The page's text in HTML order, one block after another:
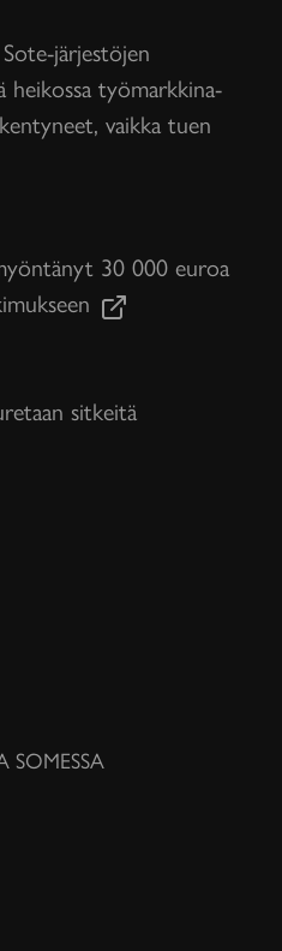
järjestöjen
heikossa työmarkkina-
vaikka tuen
30 000 euroa
sitkeitä
SOMESSA